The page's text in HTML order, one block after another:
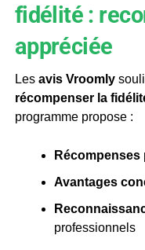
fidélité :
appréciée
Les avis Vroomly
récompenser la
programme propose :
Avantages
professionnels